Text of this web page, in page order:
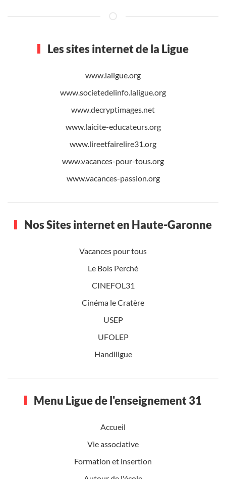
Les sites internet de la Ligue
www.laligue.org
www.societedelinfo.laligue.org
www.decryptimages.net
www.laicite-educateurs.org
www.lireetfairelire31.org
www.vacances-pour-tous.org
www.vacances-passion.org
Nos Sites internet en Haute-Garonne
Vacances pour tous
Le Bois Perché
CINEFOL31
Cinéma le Cratère
USEP
UFOLEP
Handiligue
Menu Ligue de l'enseignement 31
Accueil
Vie associative
Formation et insertion